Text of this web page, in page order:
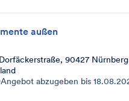
außen
90427
Angebot abzugeben bis